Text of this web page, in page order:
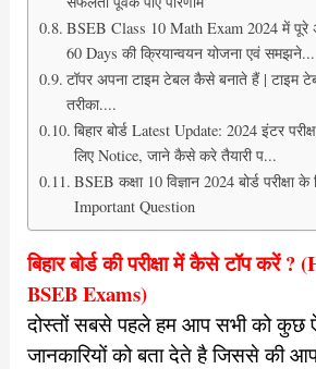
BSEB Class 10 Math Exam 2024 में पूरे
60 Days की क्रियान्वयन योजना एवं समझने...
टॉपर अपना टाइम टेबल कैसे बनाते हैं | टाइम
तरीका....
बिहार बोर्ड Latest Update: 2024 इंटर
लिए Notice, जाने कैसे करे तैयारी प...
BSEB कक्षा 10 विज्ञान 2024 बोर्ड
Important Question
बिहार बोर्ड की परीक्षा में कैसे टॉप करें
BSEB Exams)
दोस्तों सबसे पहले हम आप सभी को कुछ
जानकारियों को बता देते है जिससे की